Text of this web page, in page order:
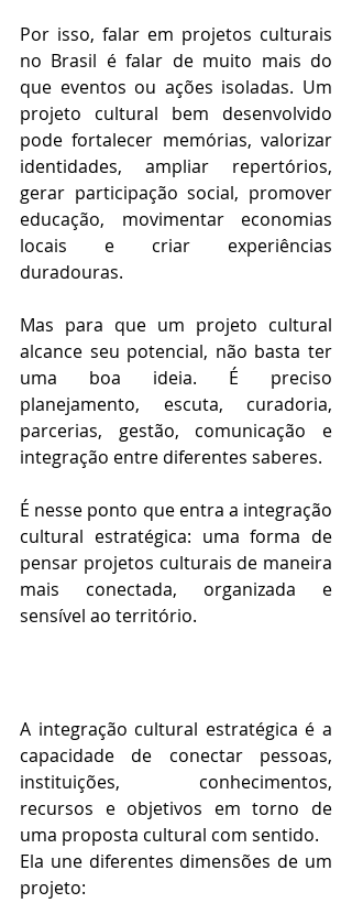
Por isso, falar em projetos culturais
no Brasil é falar de muito mais do
que eventos ou ações isoladas. Um
projeto cultural bem desenvolvido
pode fortalecer memórias, valorizar
identidades, ampliar repertórios,
gerar participação social, promover
educação, movimentar economias
locais e criar experiências
duradouras.
Mas para que um projeto cultural
alcance seu potencial, não basta ter
uma boa ideia. É preciso
planejamento, escuta, curadoria,
parcerias, gestão, comunicação e
integração entre diferentes saberes.
É nesse ponto que entra a integração
cultural estratégica: uma forma de
pensar projetos culturais de maneira
mais conectada, organizada e
sensível ao território.
A integração cultural estratégica é a
capacidade de conectar pessoas,
instituições, conhecimentos,
recursos e objetivos em torno de
uma proposta cultural com sentido.
Ela une diferentes dimensões de um
projeto: